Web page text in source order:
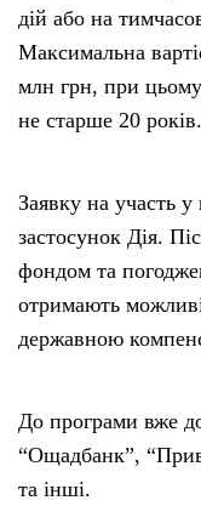
дій або на
Максимальна
млн грн, при
не старше 20 років.
Заявку на участь
застосунок Дія.
фондом та
отримають
державною
До програми вже
“Ощадбанк”,
та інші.